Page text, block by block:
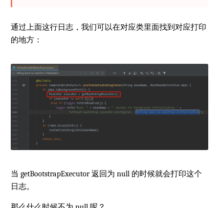
通过上面这行日志，我们可以在对应类里面找到对应打印
的地方：
当 getBootstrapExecutor 返回为 null 的时候就会打印这个
日志。